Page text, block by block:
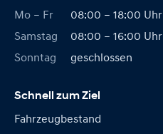
Mo – Fr
08:00 – 18:00 Uhr
Samstag
08:00 – 16:00 Uhr
Sonntag
geschlossen
Schnell zum Ziel
Fahrzeugbestand